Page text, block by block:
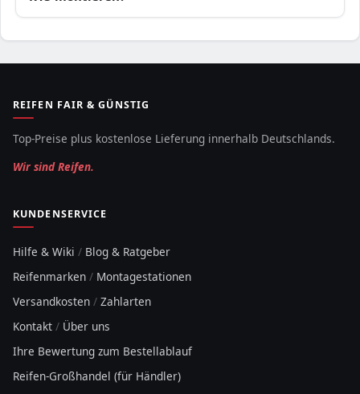
REIFEN FAIR & GÜNSTIG
Top-Preise plus kostenlose Lieferung innerhalb Deutschlands.
Wir sind Reifen.
KUNDENSERVICE
Hilfe & Wiki / Blog & Ratgeber
Reifenmarken / Montagestationen
Versandkosten / Zahlarten
Kontakt / Über uns
Ihre Bewertung zum Bestellablauf
Reifen-Großhandel (für Händler)